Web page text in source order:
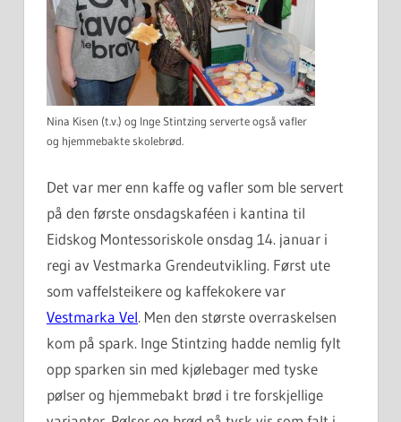
Nina Kisen (t.v.) og Inge Stintzing serverte også vafler
og hjemmebakte skolebrød.
Det var mer enn kaffe og vafler som ble servert
på den første onsdagskaféen i kantina til
Eidskog Montessoriskole onsdag 14. januar i
regi av Vestmarka Grendeutvikling. Først ute
som vaffelsteikere og kaffekokere var
Vestmarka Vel. Men den største overraskelsen
kom på spark. Inge Stintzing hadde nemlig fylt
opp sparken sin med kjølebager med tyske
pølser og hjemmebakt brød i tre forskjellige